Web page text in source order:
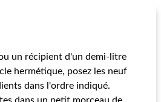
un récipient d'un demi-litre
hermétique, posez les neuf
dans l'ordre indiqué.